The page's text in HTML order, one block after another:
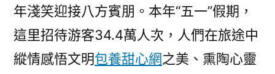
年淺笑迎接八方賓朋。本年“五一”假期，
這里招待游客34.4萬人次，人們在旅途中
縱情感悟文明包養甜心網之美、熏陶心靈